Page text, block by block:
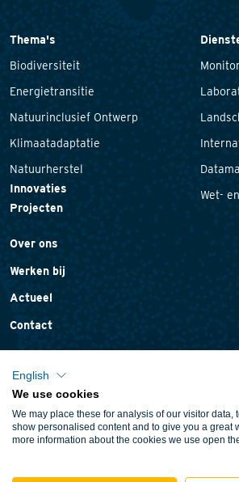
Thema's
Biodiversiteit
Energietransitie
Natuurinclusief Ontwerp
Klimaatadaptatie
Natuurherstel
Innovaties
Projecten
Wet-
Over ons
Werken bij
Actueel
Contact
Cookieverklaring
Algemene voorwaarden
English
We use cookies
We may place these for analysis of our visitor data,
show personalised content and to give you a great
more information about the cookies we use open